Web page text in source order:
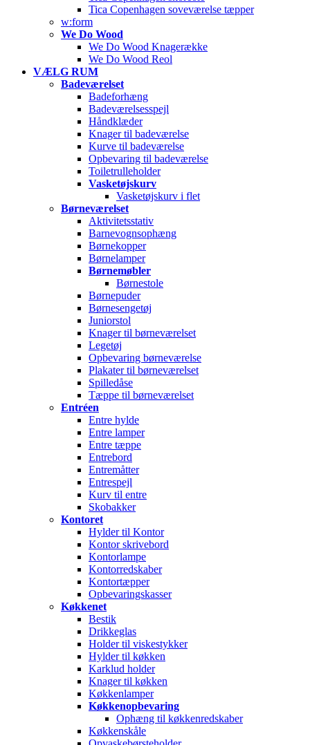
Tica Copenhagen soveværelse tæpper
w:form
We Do Wood
We Do Wood Knagerække
We Do Wood Reol
VÆLG RUM
Badeværelset
Badeforhæng
Badeværelsesspejl
Håndklæder
Knager til badeværelse
Kurve til badeværelse
Opbevaring til badeværelse
Toiletrulleholder
Vasketøjskurv
Vasketøjskurv i flet
Børneværelset
Aktivitetsstativ
Barnevognsophæng
Børnekopper
Børnelamper
Børnemøbler
Børnestole
Børnepuder
Børnesengetøj
Juniorstol
Knager til børneværelset
Legetøj
Opbevaring børneværelse
Plakater til børneværelset
Spilledåse
Tæppe til børneværelset
Entréen
Entre hylde
Entre lamper
Entre tæppe
Entrebord
Entremåtter
Entrespejl
Kurv til entre
Skobakker
Kontoret
Hylder til Kontor
Kontor skrivebord
Kontorlampe
Kontorredskaber
Kontortæpper
Opbevaringskasser
Køkkenet
Bestik
Drikkeglas
Holder til viskestykker
Hylder til køkken
Karklud holder
Knager til køkken
Køkkenlamper
Køkkenopbevaring
Ophæng til køkkenredskaber
Køkkenskåle